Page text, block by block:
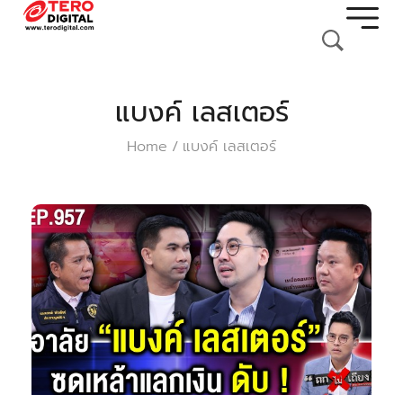
แบงค์ เลสเตอร์
Home / แบงค์ เลสเตอร์